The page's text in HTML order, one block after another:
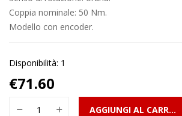
Coppia nominale: 50 Nm.
Modello con encoder.
Disponibilità: 1
€71.60
AGGIUNGI AL